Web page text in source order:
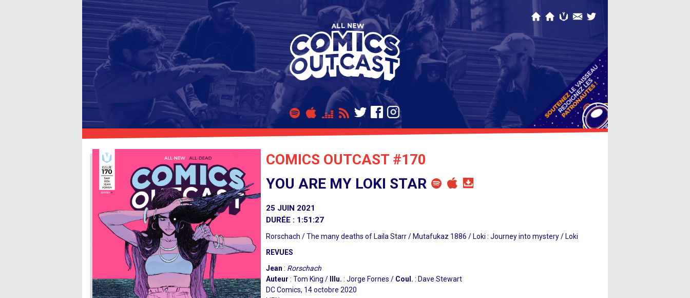
COMICS OUTCAST #170
YOU ARE MY LOKI STAR
25 JUIN 2021
DURÉE : 1:51:27
Rorschach / The many deaths of Laila Starr / Mutafukaz 1886 / Loki : Journey into mystery / Loki
REVUES
Jean : Rorschach
Auteur : Tom King / Illu. : Jorge Fornes / Coul. : Dave Stewart
DC Comics, 14 octobre 2020